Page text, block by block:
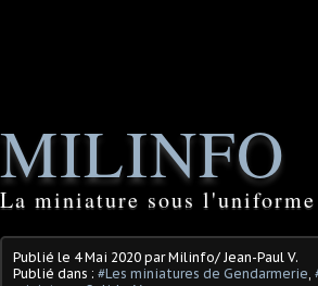
MILINFO
La miniature sous l'uniforme
Publié le 4 Mai 2020 par Milinfo/ Jean-Paul V.
Publié dans : #Les miniatures de Gendarmerie,